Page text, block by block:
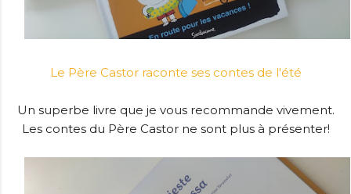
Le Père Castor raconte ses contes de l'été
Un superbe livre que je vous recommande vivement.
Les contes du Père Castor ne sont plus à présenter!